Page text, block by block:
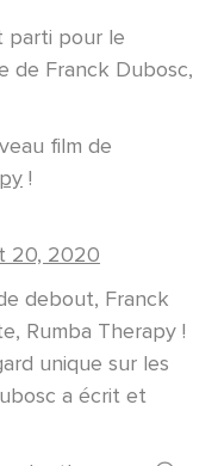
parti pour le
de Franck Dubosc,
film de
!
20, 2020
debout, Franck
Rumba Therapy !
unique sur les
a écrit et